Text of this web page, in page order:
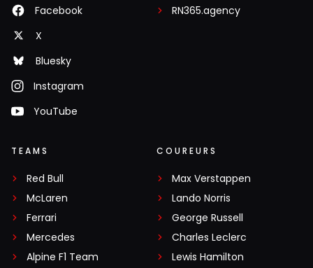
Facebook
X
Bluesky
Instagram
YouTube
RN365.agency
TEAMS
Red Bull
McLaren
Ferrari
Mercedes
Alpine F1 Team
COUREURS
Max Verstappen
Lando Norris
George Russell
Charles Leclerc
Lewis Hamilton